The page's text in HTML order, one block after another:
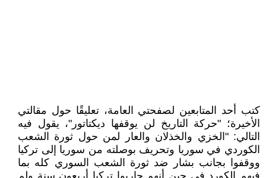
كتب أحد المتابعين لصفحتي العامة، تعليقًا حول مقالتي
الأخيرة؛ "حركة التاريخ لن يوقفها ديكتاتور"، يقول فيه
التالي: "الخزي والخذلان والعار لمن حول ثورة الشعب
الكوردي في سوريا وتحريف بوصلته من سوريا إلى تركيا
ووقفوا بجانب بشار ضد ثورة الشعب السوري كله بما